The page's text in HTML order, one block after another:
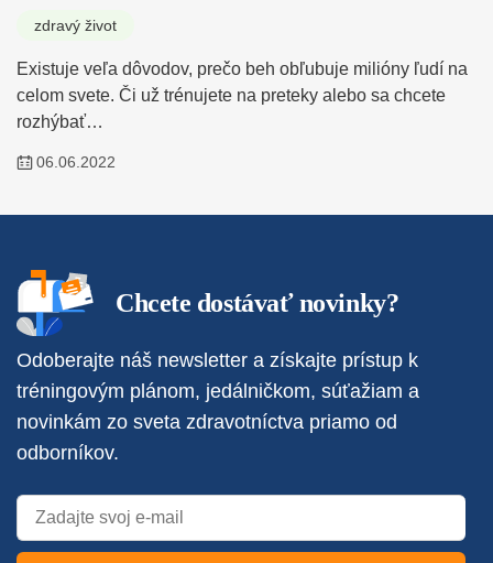
zdravý život
Existuje veľa dôvodov, prečo beh obľubuje milióny ľudí na
celom svete. Či už trénujete na preteky alebo sa chcete
rozhýbať…
06.06.2022
Chcete dostávať novinky?
Odoberajte náš newsletter a získajte prístup k
tréningovým plánom, jedálničkom, súťažiam a
novinkám zo sveta zdravotníctva priamo od
odborníkov.